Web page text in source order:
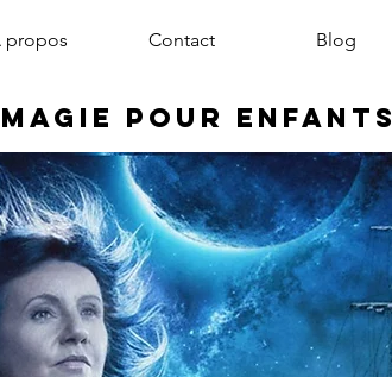
propos Contact Blog
pour enfants
noël